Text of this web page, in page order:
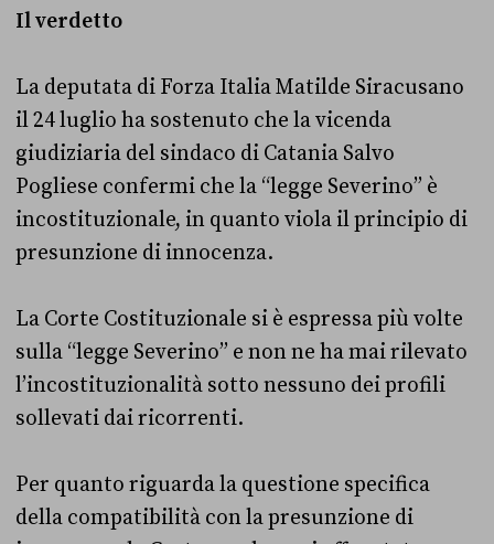
Il verdetto
La deputata di Forza Italia Matilde Siracusano
il 24 luglio ha sostenuto che la vicenda
giudiziaria del sindaco di Catania Salvo
Pogliese confermi che la “legge Severino” è
incostituzionale, in quanto viola il principio di
presunzione di innocenza.
La Corte Costituzionale si è espressa più volte
sulla “legge Severino” e non ne ha mai rilevato
l’incostituzionalità sotto nessuno dei profili
sollevati dai ricorrenti.
Per quanto riguarda la questione specifica
della compatibilità con la presunzione di